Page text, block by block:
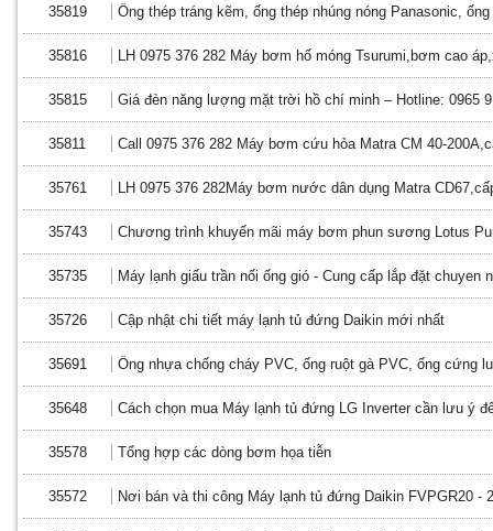
35819 Ống thép tráng kẽm, ống thép nhúng nóng Panasonic,
35816 LH 0975 376 282 Máy bơm hố móng Tsurumi,bơm cao
35815 Giá đèn năng lượng mặt trời hồ chí minh – Hotline: 0965
35811 Call 0975 376 282 Máy bơm cứu hỏa Matra CM 40-
35761 LH 0975 376 282Máy bơm nước dân dụng Matra
35743 Chương trình khuyến mãi máy bơm phun sương Lotus
35735 Máy lạnh giấu trần nối ống gió - Cung cấp lắp đặt chuyen
35726 Cập nhật chi tiết máy lạnh tủ đứng Daikin mới nhất
35691 Ống nhựa chống cháy PVC, ống ruột gà PVC, ống cứng
35648 Cách chọn mua Máy lạnh tủ đứng LG Inverter cần lưu ý
35578 Tổng hợp các dòng bơm họa tiễn
35572 Nơi bán và thi công Máy lạnh tủ đứng Daikin FVPGR20 -